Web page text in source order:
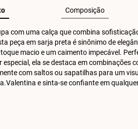
Composição
com uma calça que combina
peça em sarja preta é sinônimo de
macio e um caimento impecável.
ela se destaca em combinações
com saltos ou sapatilhas para um
e sinta-se confiante em